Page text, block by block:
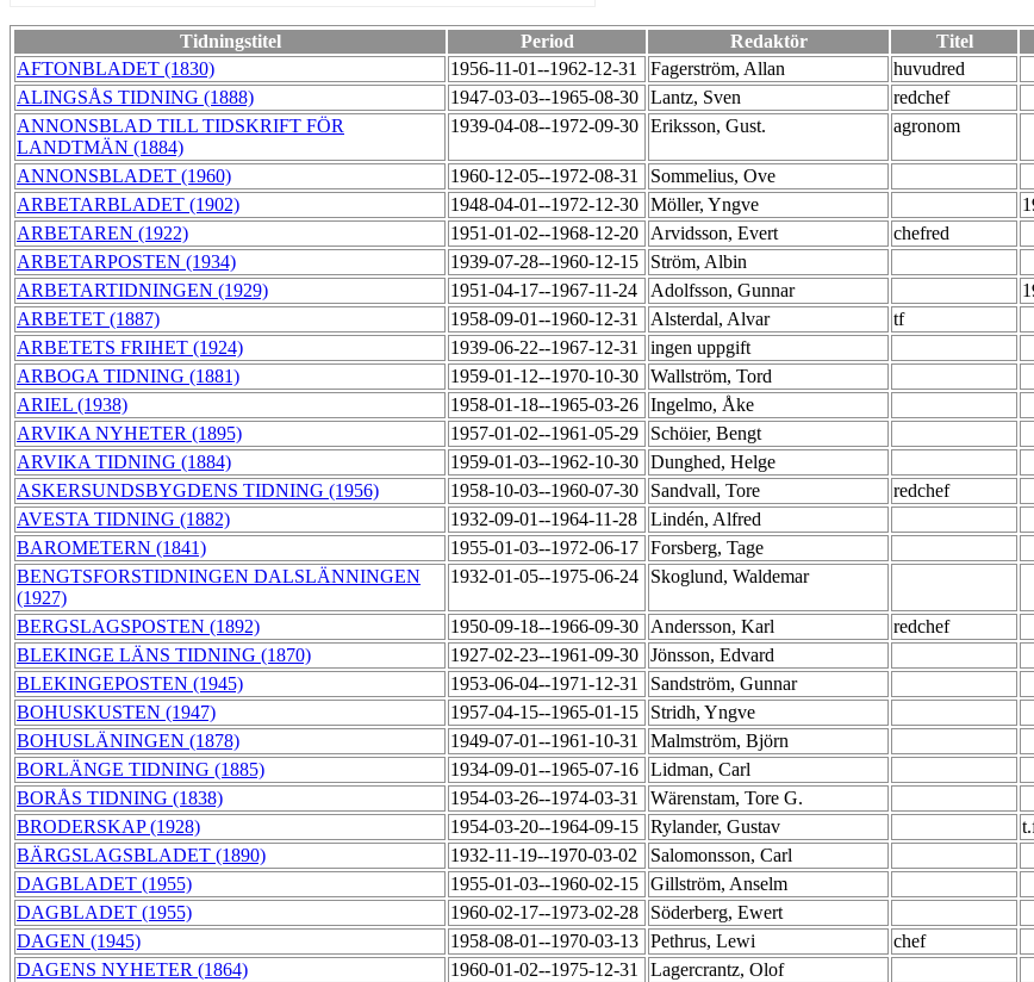
Tidningstitel Period Redaktör Titel
AFTONBLADET (1830) 1956-11-01--1962-12-31 Fagerström, Allan huvudred
ALINGSÅS TIDNING (1888) 1947-03-03--1965-08-30 Lantz, Sven redchef
ANNONSBLAD TILL TIDSKRIFT FÖR
LANDTMÄN (1884)
1939-04-08--1972-09-30 Eriksson, Gust. agronom
ANNONSBLADET (1960) 1960-12-05--1972-08-31 Sommelius, Ove
ARBETARBLADET (1902) 1948-04-01--1972-12-30 Möller, Yngve
ARBETAREN (1922) 1951-01-02--1968-12-20 Arvidsson, Evert chefred
ARBETARPOSTEN (1934) 1939-07-28--1960-12-15 Ström, Albin
ARBETARTIDNINGEN (1929) 1951-04-17--1967-11-24 Adolfsson, Gunnar
ARBETET (1887) 1958-09-01--1960-12-31 Alsterdal, Alvar tf
ARBETETS FRIHET (1924) 1939-06-22--1967-12-31 ingen uppgift
ARBOGA TIDNING (1881) 1959-01-12--1970-10-30 Wallström, Tord
ARIEL (1938) 1958-01-18--1965-03-26 Ingelmo, Åke
ARVIKA NYHETER (1895) 1957-01-02--1961-05-29 Schöier, Bengt
ARVIKA TIDNING (1884) 1959-01-03--1962-10-30 Dunghed, Helge
ASKERSUNDSBYGDENS TIDNING (1956) 1958-10-03--1960-07-30 Sandvall, Tore redchef
AVESTA TIDNING (1882) 1932-09-01--1964-11-28 Lindén, Alfred
BAROMETERN (1841) 1955-01-03--1972-06-17 Forsberg, Tage
BENGTSFORSTIDNINGEN DALSLÄNNINGEN
(1927)
1932-01-05--1975-06-24 Skoglund, Waldemar
BERGSLAGSPOSTEN (1892) 1950-09-18--1966-09-30 Andersson, Karl redchef
BLEKINGE LÄNS TIDNING (1870) 1927-02-23--1961-09-30 Jönsson, Edvard
BLEKINGEPOSTEN (1945) 1953-06-04--1971-12-31 Sandström, Gunnar
BOHUSKUSTEN (1947) 1957-04-15--1965-01-15 Stridh, Yngve
BOHUSLÄNINGEN (1878) 1949-07-01--1961-10-31 Malmström, Björn
BORLÄNGE TIDNING (1885) 1934-09-01--1965-07-16 Lidman, Carl
BORÅS TIDNING (1838) 1954-03-26--1974-03-31 Wärenstam, Tore G.
BRODERSKAP (1928) 1954-03-20--1964-09-15 Rylander, Gustav
BÄRGSLAGSBLADET (1890) 1932-11-19--1970-03-02 Salomonsson, Carl
DAGBLADET (1955) 1955-01-03--1960-02-15 Gillström, Anselm
DAGBLADET (1955) 1960-02-17--1973-02-28 Söderberg, Ewert
DAGEN (1945) 1958-08-01--1970-03-13 Pethrus, Lewi chef
DAGENS NYHETER (1864) 1960-01-02--1975-12-31 Lagercrantz, Olof